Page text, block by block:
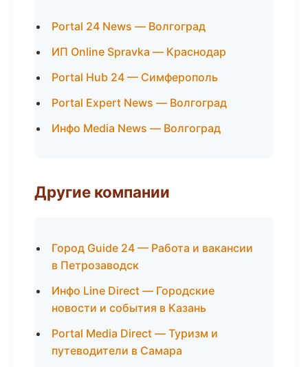
Portal 24 News — Волгоград
ИП Online Spravka — Краснодар
Portal Hub 24 — Симферополь
Portal Expert News — Волгоград
Инфо Media News — Волгоград
Другие компании
Город Guide 24 — Работа и вакансии
в Петрозаводск
Инфо Line Direct — Городские
новости и события в Казань
Portal Media Direct — Туризм и
путеводители в Самара